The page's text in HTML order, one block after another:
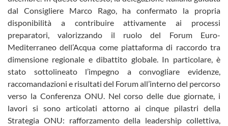
dal Consigliere Marco Rago, ha confermato la propria
disponibilità a contribuire attivamente ai processi
preparatori, valorizzando il ruolo del Forum Euro-
Mediterraneo dell’Acqua come piattaforma di raccordo tra
dimensione regionale e dibattito globale. In particolare, è
stato sottolineato l’impegno a convogliare evidenze,
raccomandazioni e risultati del Forum all’interno del percorso
verso la Conferenza ONU. Nel corso delle due giornate, i
lavori si sono articolati attorno ai cinque pilastri della
Strategia ONU: rafforzamento della leadership collettiva,